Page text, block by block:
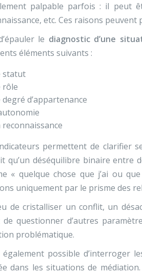
palpable parfois : il peut
etc. Ces raisons
le diagnostic d’une
éléments suivants :
statut
rôle
degré d’appartenance
reconnaissance
permettent de clarifier
qu’un déséquilibre binaire entre
« quelque chose que j’ai ou
uniquement par le prisme des
de cristalliser un conflit, un
de questionner d’autres
problématique.
possible d’interroger
dans les situations de